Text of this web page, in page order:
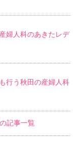
婦人科のあきたレデ
行う秋田の産婦人科
記事一覧